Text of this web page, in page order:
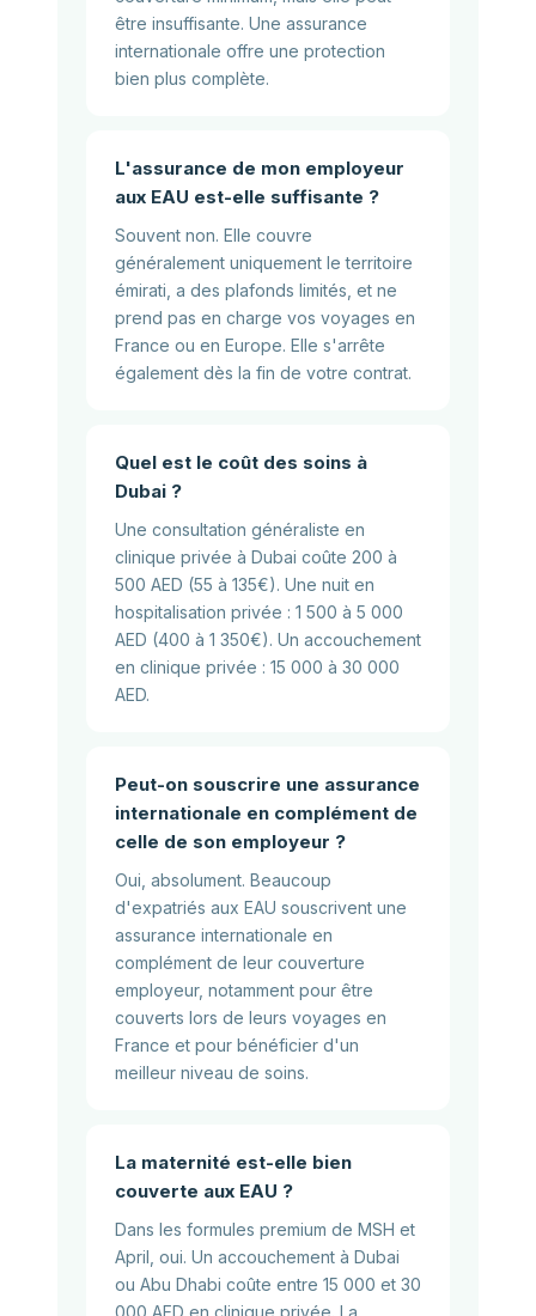
être insuffisante. Une assurance
internationale offre une protection
bien plus complète.
L'assurance de mon employeur
aux EAU est-elle suffisante ?
Souvent non. Elle couvre
généralement uniquement le territoire
émirati, a des plafonds limités, et ne
prend pas en charge vos voyages en
France ou en Europe. Elle s'arrête
également dès la fin de votre contrat.
Quel est le coût des soins à
Dubai ?
Une consultation généraliste en
clinique privée à Dubai coûte 200 à
500 AED (55 à 135€). Une nuit en
hospitalisation privée : 1 500 à 5 000
AED (400 à 1 350€). Un accouchement
en clinique privée : 15 000 à 30 000
AED.
Peut-on souscrire une assurance
internationale en complément de
celle de son employeur ?
Oui, absolument. Beaucoup
d'expatriés aux EAU souscrivent une
assurance internationale en
complément de leur couverture
employeur, notamment pour être
couverts lors de leurs voyages en
France et pour bénéficier d'un
meilleur niveau de soins.
La maternité est-elle bien
couverte aux EAU ?
Dans les formules premium de MSH et
April, oui. Un accouchement à Dubai
ou Abu Dhabi coûte entre 15 000 et 30
000 AED en clinique privée. La